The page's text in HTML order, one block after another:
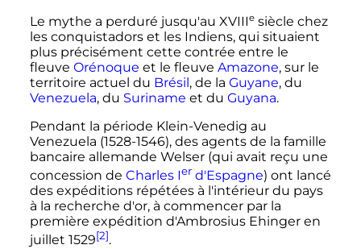
Le mythe a perduré jusqu'au XVIIIe siècle chez
les conquistadors et les Indiens, qui situaient
plus précisément cette contrée entre le
fleuve Orénoque et le fleuve Amazone, sur le
territoire actuel du Brésil, de la Guyane, du
Venezuela, du Suriname et du Guyana.
Pendant la période Klein-Venedig au
Venezuela (1528-1546), des agents de la famille
bancaire allemande Welser (qui avait reçu une
concession de Charles Ier d'Espagne) ont lancé
des expéditions répétées à l'intérieur du pays
à la recherche d'or, à commencer par la
première expédition d'Ambrosius Ehinger en
juillet 1529[2].